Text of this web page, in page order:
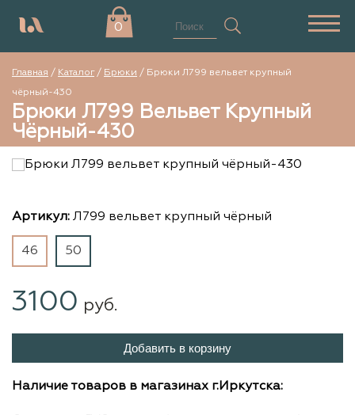
0
Главная / Каталог/ Брюки / Брюки Л799 вельвет крупный
чёрный-430
Брюки Л799 Вельвет Крупный
Чёрный-430
Артикул: Л799 вельвет крупный чёрный
46 50
3100 руб.
Добавить в корзину
Наличие товаров в магазинах г.Иркутска: